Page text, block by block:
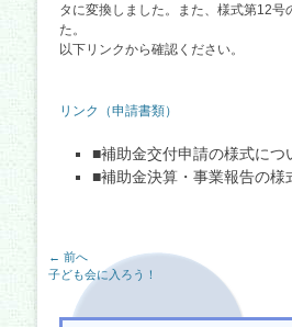
タに変換しました。また、様式第12号
た。
以下リンクから確認ください。
リンク（申請書類）
■補助金交付申請の様式につ
■補助金決算・事業報告の様
投
稿
ナ
← 前へ
前
子ども会に入ろう！